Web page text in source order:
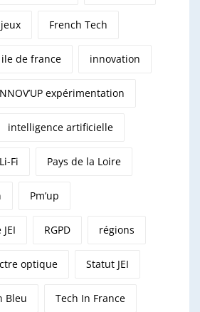
French Tech
ile de france innovation
expérimentation
intelligence artificielle
Li-Fi Pays de la Loire
Pm’up
RGPD régions
optique Statut JEI
Bleu Tech In France